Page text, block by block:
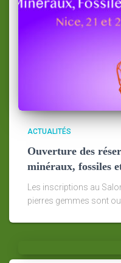
ACTUALITÉS
Ouverture des
minéraux, fossiles
Les inscriptions au
pierres gemmes sont